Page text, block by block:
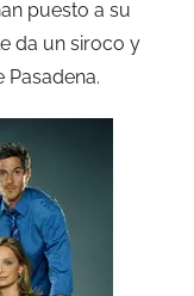
puesto a su
da un siroco y
Pasadena.